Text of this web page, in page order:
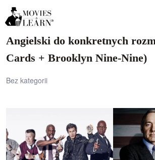
Angielski do konkretnych
Cards + Brooklyn Nine-Nine)
Bez kategorii